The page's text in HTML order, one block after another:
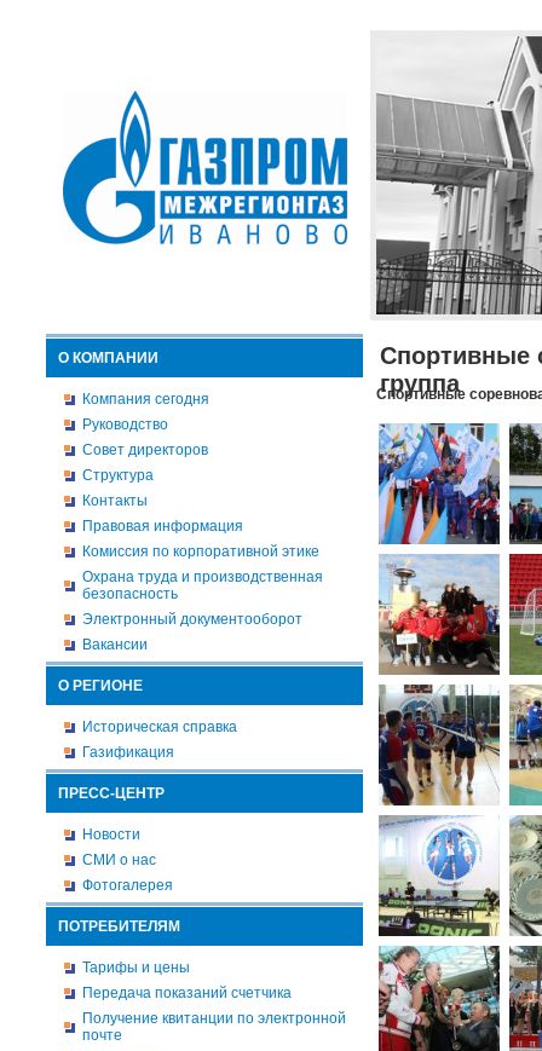
О КОМПАНИИ
Компания сегодня
Руководство
Совет директоров
Структура
Контакты
Правовая информация
Комиссия по корпоративной этике
Охрана труда и производственная
безопасность
Электронный документооборот
Вакансии
О РЕГИОНЕ
Историческая справка
Газификация
ПРЕСС-ЦЕНТР
Новости
СМИ о нас
Фотогалерея
ПОТРЕБИТЕЛЯМ
Тарифы и цены
Передача показаний счетчика
Получение квитанции по электронной
почте
Спортивные
группа
Спортивные